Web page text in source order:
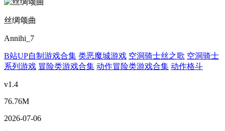
丝绸颂曲
Annihi_7
B站UP自制游戏合集 类恶魔城游戏 空洞骑士丝之歌 空洞骑士
系列游戏 冒险类游戏合集 动作冒险类游戏合集 动作格斗
v1.4
76.76M
2026-07-06